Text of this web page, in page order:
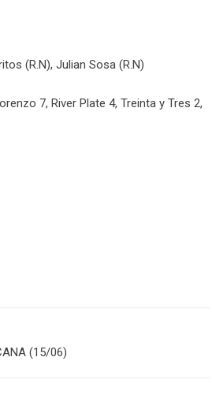
(R.N), Julian Sosa (R.N)
7, River Plate 4, Treinta y Tres 2,
(15/06)